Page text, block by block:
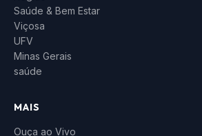
Saúde & Bem Estar
Viçosa
UFV
Minas Gerais
saúde
MAIS
Ouça ao Vivo